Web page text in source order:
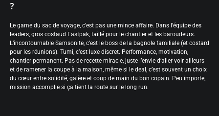
?
Le game du sac de voyage, c’est pas une mince affaire. Dans l’équipe des
leaders, gros costaud Eastpak, taillé pour le chantier et les baroudeurs.
L’incontournable Samsonite, c’est le boss de la bagnole familiale (et costard
pour les réunions). Tumi, c’est luxe discret. Performance, motivation,
chantier permanent. Pas de recette miracle, juste l’envie d’aller voir ailleurs
et de ramener la coupe à la maison, même si le deal, c’est souvent un choix
du cœur entre solidité, galère et coup de main du bon copain. Peu importe,
mission accomplie si ça tient la route sur le long run.